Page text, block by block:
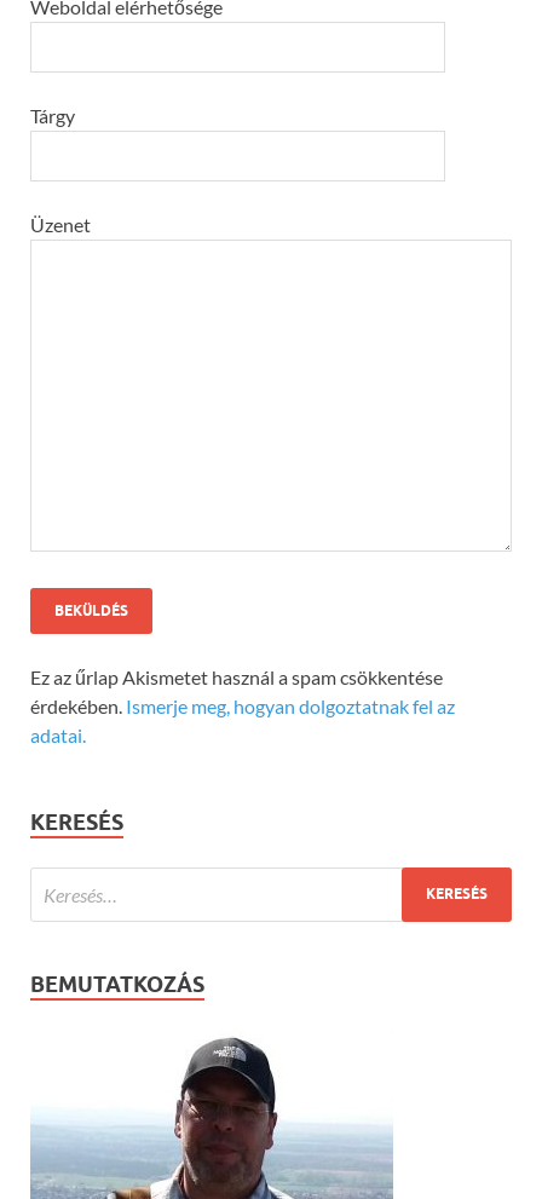
Weboldal elérhetősége
Tárgy
Üzenet
Ez az űrlap Akismetet használ a spam csökkentése
érdekében. Ismerje meg, hogyan dolgoztatnak fel az
adatai.
KERESÉS
BEMUTATKOZÁS